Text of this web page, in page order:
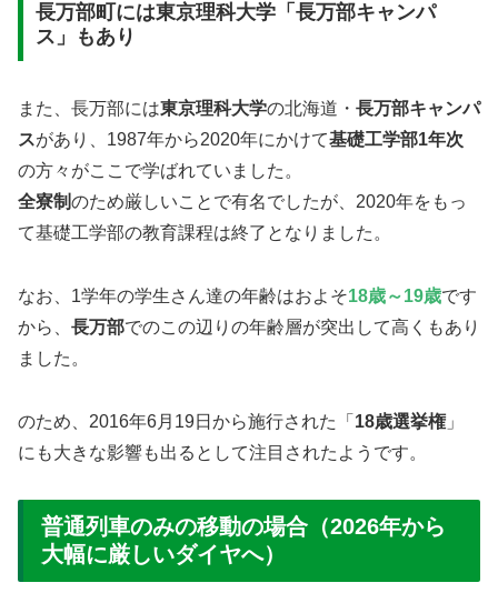
長万部町には東京理科大学「長万部キャンパ
ス」もあり
また、長万部には東京理科大学の北海道・ 長万部キャンパ
スがあり、1987年から2020年にかけて基礎工学部1年次
の方々がここで学ばれていました。
全寮制のため厳しいことで有名でしたが、2020年をもっ
て基礎工学部の教育課程は終了となりました。
なお、1学年の学生さん達の年齢はおよそ18歳～19歳です
から、 長万部でのこの辺りの年齢層が突出して高くもあり
ました。
のため、2016年6月19日から施行された「 18歳選挙権」
にも大きな影響も出るとして注目されたようです。
普通列車のみの移動の場合（2026年から
大幅に厳しいダイヤへ）